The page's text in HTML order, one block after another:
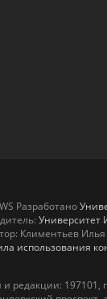
Разработано
Климентьев
использования
редакции: 197101,